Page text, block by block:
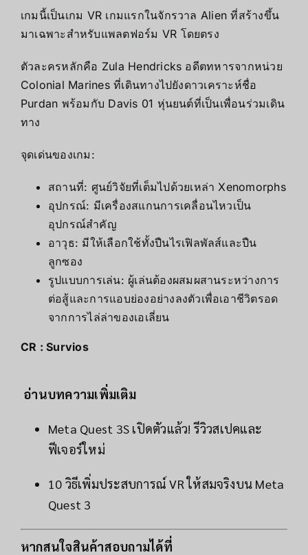
เกมนี้เป็นเกม VR เกมแรกในจักรวาล Alien ที่สร้างขึ้น
มาเฉพาะสำหรับแพลตฟอร์ม VR โดยตรง
ตัวละครหลักคือ Zula Hendricks อดีตทหารจากหน่วย
Colonial Marines ที่เดินทางไปยังดาวเคราะห์ชื่อ
Purdan พร้อมกับ Davis 01 หุ่นยนต์ที่เป็นเพื่อนร่วมเดิน
ทาง
จุดเด่นของเกม:
สถานที่: ศูนย์วิจัยที่เต็มไปด้วยเหล่า Xenomorphs
อุปกรณ์: มีเครื่องสแกนการเคลื่อนไหวเป็น
อุปกรณ์สำคัญ
อาวุธ: มีให้เลือกใช้ทั้งปืนไรเฟิลพัลส์และปืน
ลูกซอง
รูปแบบการเล่น: ผู้เล่นต้องผสมผสานระหว่างการ
ต่อสู้และการแอบย่องอย่างลงตัวเพื่อเอาชีวิตรอด
จากการไล่ล่าของเอเลี่ยน
CR : Survios
อ่านบทความเพิ่มเติม
Meta Quest 3S เปิดตัวแล้ว! รีวิวสเปคและ
ฟีเจอร์ใหม่
10 วิธีเพิ่มประสบการณ์ VR ให้สมจริงบน Meta
Quest 3
หากสนใจสินค้าสอบถามได้ที่